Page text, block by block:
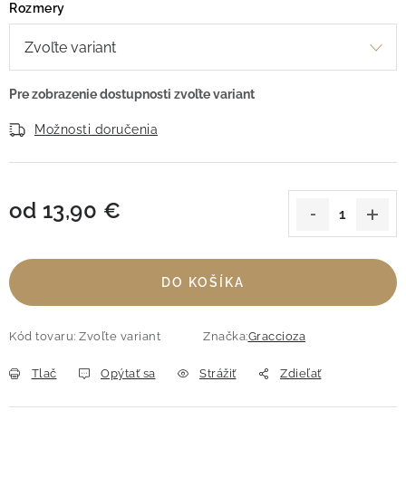
Rozmery
Možnosti doručenia
od 13,90 €
DO KOŠÍKA
Kód tovaru: Zvoľte variant Značka:Graccioza
Tlač Opýtať sa Strážiť Zdieľať